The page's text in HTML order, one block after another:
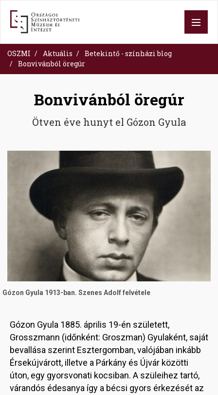
tartalomra
OSZMI Aktuális
Betekintő - színházi blog
Bonvivánból öregúr
Bonvivánból öregúr
Ötven éve hunyt el Gózon Gyula
Image
Gózon Gyula 1913-ban. Szenes Adolf felvétele
Gózon Gyula 1885. április 19-én született,
Grosszmann (időnként: Groszman) Gyulaként, saját
bevallása szerint Esztergomban, valójában inkább
Érsekújvárott, illetve a Párkány és Újvár közötti
úton, egy gyorsvonati kocsiban. A szüleihez tartó,
várandós édesanya így a bécsi gyors érkezését az